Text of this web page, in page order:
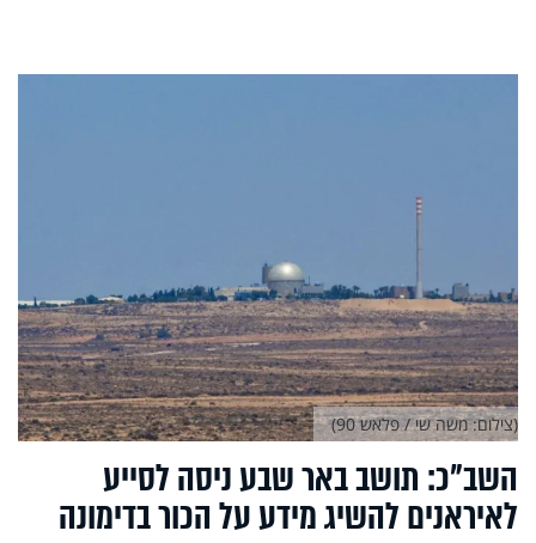
השב"כ: תושב באר שבע ניסה לסייע
לאיראנים להשיג מידע על הכור בדימונה
(צילום: משה שי / פלאש 90)